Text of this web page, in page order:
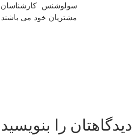
سولوشنس کارشناسان
مشتریان خود می باشند
دیدگاهتان را بنویسید